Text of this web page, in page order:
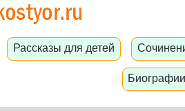
Рассказы для детей
Биографии